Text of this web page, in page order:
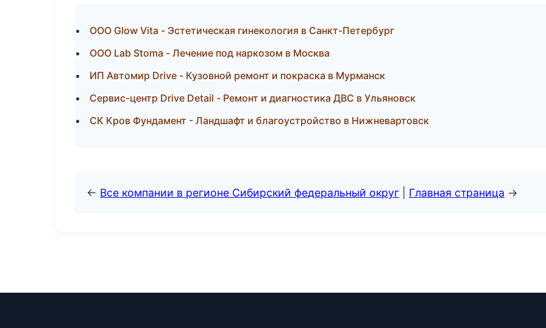
ООО Glow Vita - Эстетическая гинекология в Санкт-Петербург
ООО Lab Stoma - Лечение под наркозом в Москва
ИП Автомир Drive - Кузовной ремонт и покраска в Мурманск
Сервис-центр Drive Detail - Ремонт и диагностика ДВС в Ульяновск
СК Кров Фундамент - Ландшафт и благоустройство в Нижневартовск
← Все компании в регионе Сибирский федеральный округ Главная страница →